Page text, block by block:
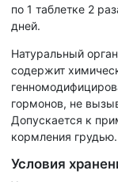
по 1 таблетке 2
дней.
Натуральный
содержит
гормонов, не
Допускается к
кормления грудью.
Условия